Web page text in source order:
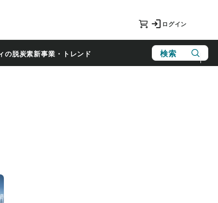
ログイン
の脱炭素新事業・トレンド 検索